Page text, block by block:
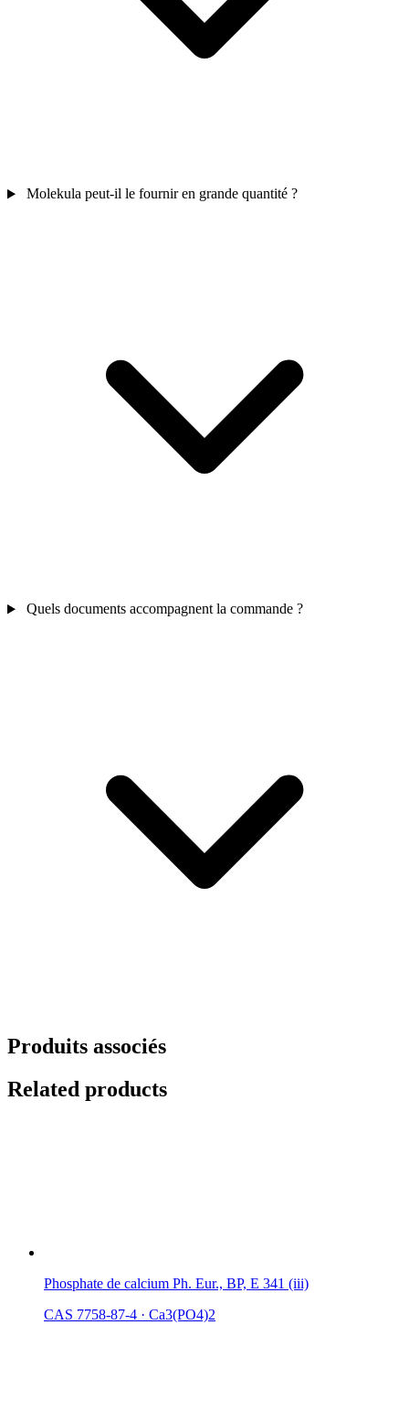
Molekula peut-il le fournir en grande quantité ?
Quels documents accompagnent la commande ?
Produits associés
Related products
Phosphate de calcium Ph. Eur., BP, E 341 (iii)
CAS 7758-87-4 · Ca3(PO4)2